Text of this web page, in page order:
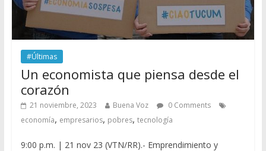
#Últimas
Un economista que piensa desde el
corazón
21 noviembre, 2023 Buena Voz
0 Comments
economía, empresarios, pobres, tecnología
9:00 p.m. | 21 nov 23 (VTN/RR).- Emprendimiento y